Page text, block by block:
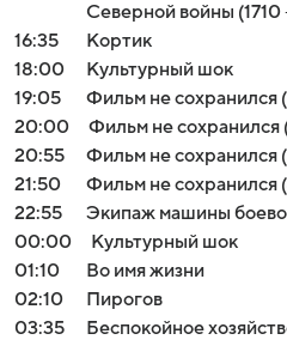
Северной войны (1710
16:35
Кортик
18:00
Культурный шок
19:05
Фильм не сохранился
20:00
Фильм не сохранился
20:55
Фильм не сохранился
21:50
Фильм не сохранился
22:55
Экипаж машины
00:00
Культурный шок
01:10
Во имя жизни
02:10
Пирогов
03:35
Беспокойное